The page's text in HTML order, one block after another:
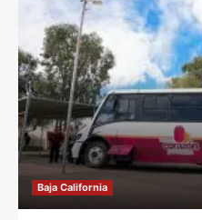
Baja California